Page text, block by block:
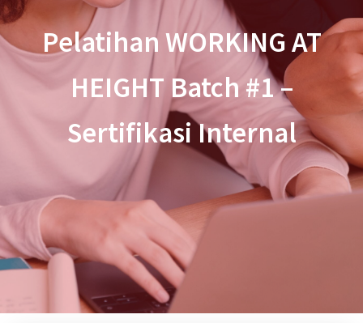
Pelatihan WORKING AT
HEIGHT Batch #1 –
Sertifikasi Internal